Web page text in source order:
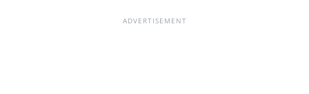
ADVERTISEMENT